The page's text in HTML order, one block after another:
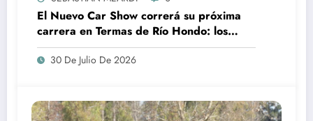
El Nuevo Car Show correrá su próxima
carrera en Termas de Río Hondo: los
campeonatos 2026
30 De Julio De 2026